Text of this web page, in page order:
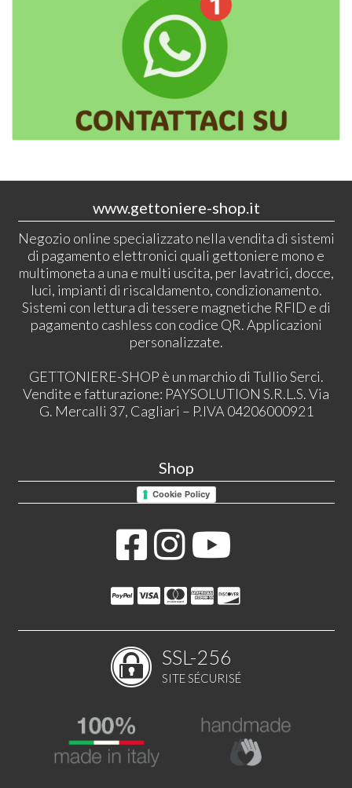
www.gettoniere-shop.it
Negozio online specializzato nella vendita di sistemi
di pagamento elettronici quali gettoniere mono e
multimoneta a una e multi uscita, per lavatrici, docce,
luci, impianti di riscaldamento, condizionamento.
Sistemi con lettura di tessere magnetiche RFID e di
pagamento cashless con codice QR. Applicazioni
personalizzate.
GETTONIERE-SHOP è un marchio di Tullio Serci.
Vendite e fatturazione: PAYSOLUTION S.R.L.S. Via
G. Mercalli 37, Cagliari – P.IVA 04206000921
Shop
Cookie Policy
SSL-256
SITE SÉCURISÉ